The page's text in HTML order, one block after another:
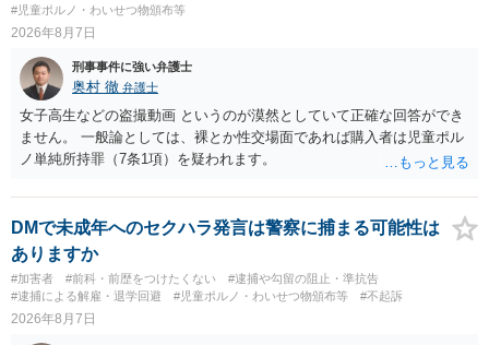
#児童ポルノ・わいせつ物頒布等
2026年8月7日
刑事事件に強い弁護士
奥村 徹 弁護士
女子高生などの盗撮動画 というのが漠然としていて正確な回答ができ
ません。 一般論としては、裸とか性交場面であれば購入者は児童ポル
ノ単純所持罪（7条1項）を疑われます。
DMで未成年へのセクハラ発言は警察に捕まる可能性は
ありますか
#加害者 #前科・前歴をつけたくない
#逮捕や勾留の阻止・準抗告
#逮捕による解雇・退学回避
#児童ポルノ・わいせつ物頒布等 #不起訴
2026年8月7日